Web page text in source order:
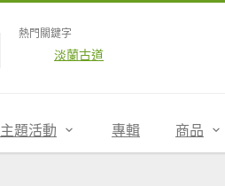
熱門關鍵字
淡蘭古道
主題活動 專輯 商品